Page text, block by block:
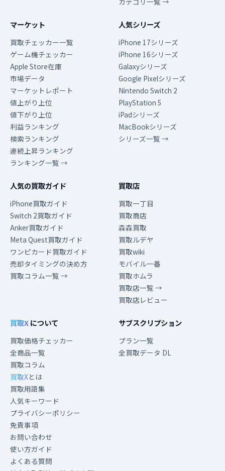
マーケット
買取チェッカー一覧
ゲーム機チェッカー
Apple Store在庫
市場データ
マーケットレポート
値上がり上位
値下がり上位
利益ランキング
検索ランキング
連続上昇ランキング
ランキング一覧 →
人気シリーズ
iPhone 17シリーズ
iPhone 16シリーズ
Galaxyシリーズ
Google Pixelシリーズ
Nintendo Switch 2
PlayStation 5
iPadシリーズ
MacBookシリーズ
シリーズ一覧 →
人気の買取ガイド
iPhone買取ガイド
Switch 2買取ガイド
Anker買取ガイド
Meta Quest買取ガイド
ワンピカード買取ガイド
売却タイミングの決め方
買取コラム一覧 →
買取店
買取一丁目
買取商店
森森買取
買取ルデヤ
買取wiki
モバイル一番
買取ホムラ
買取店一覧 →
買取店レビュー
買取Xについて
買取価格チェッカー
全商品一覧
買取コラム
買取Xとは
買取用語集
人気キーワード
プライバシーポリシー
免責事項
お問い合わせ
使い方ガイド
よくある質問
サブスクリプション
プラン一覧
全買取データ DL